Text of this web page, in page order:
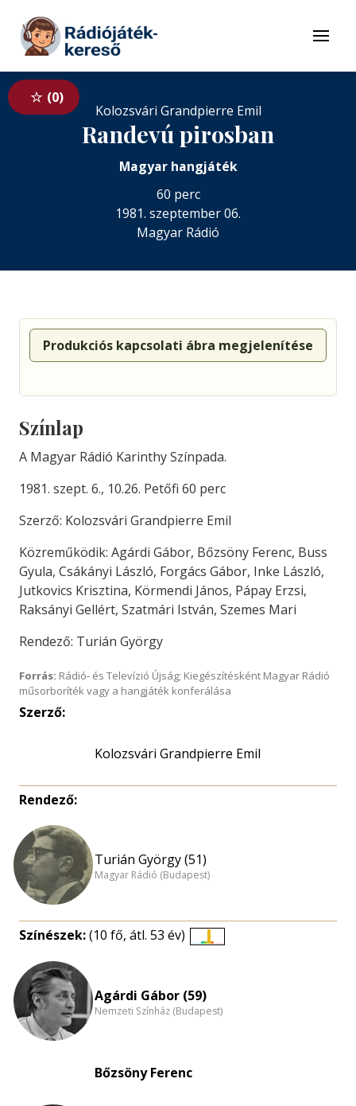
Tovább a tartalomhoz
Menü
0
Kolozsvári Grandpierre Emil
Randevú pirosban
Magyar hangjáték
60 perc
1981. szeptember 06.
Magyar Rádió
Produkciós kapcsolati ábra megjelenítése
Színlap
A Magyar Rádió Karinthy Színpada.
1981. szept. 6., 10.26. Petőfi 60 perc
Szerző: Kolozsvári Grandpierre Emil
Közreműködik: Agárdi Gábor, Bőzsöny Ferenc, Buss
Gyula, Csákányi László, Forgács Gábor, Inke László,
Jutkovics Krisztina, Körmendi János, Pápay Erzsi,
Raksányi Gellért, Szatmári István, Szemes Mari
Rendező: Turián György
Forrás: Rádió- és Televízió Újság; Kiegészítésként Magyar Rádió
műsorboríték vagy a hangjáték konferálása
Szerző:
Kolozsvári Grandpierre Emil
Rendező:
Turián György (51)
Magyar Rádió (Budapest)
Színészek:(10 fő, átl. 53 év)
nagyítása
Agárdi Gábor (59)
Nemzeti Színház (Budapest)
Bőzsöny Ferenc